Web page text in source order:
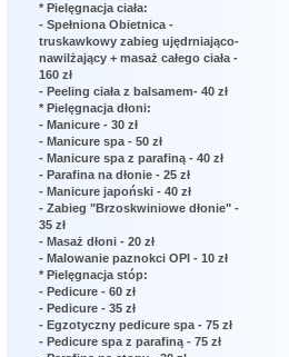
* Pielęgnacja ciała:
- Spełniona Obietnica -
truskawkowy zabieg ujędrniająco-
nawilżający + masaż całego ciała -
160 zł
- Peeling ciała z balsamem- 40 zł
* Pielęgnacja dłoni:
- Manicure - 30 zł
- Manicure spa - 50 zł
- Manicure spa z parafiną - 40 zł
- Parafina na dłonie - 25 zł
- Manicure japoński - 40 zł
- Zabieg "Brzoskwiniowe dłonie" -
35 zł
- Masaż dłoni - 20 zł
- Malowanie paznokci OPI - 10 zł
* Pielęgnacja stóp:
- Pedicure - 60 zł
- Pedicure - 35 zł
- Egzotyczny pedicure spa - 75 zł
- Pedicure spa z parafiną - 75 zł